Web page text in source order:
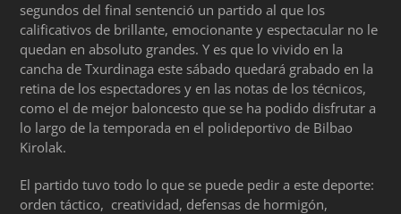
segundos del final sentenció un partido al que los
calificativos de brillante, emocionante y espectacular no le
quedan en absoluto grandes. Y es que lo vivido en la
cancha de Txurdinaga este sábado quedará grabado en la
retina de los espectadores y en las notas de los técnicos,
como el de mejor baloncesto que se ha podido disfrutar a
lo largo de la temporada en el polideportivo de Bilbao
Kirolak.
El partido tuvo todo lo que se puede pedir a este deporte:
orden táctico, creatividad, defensas de hormigón,